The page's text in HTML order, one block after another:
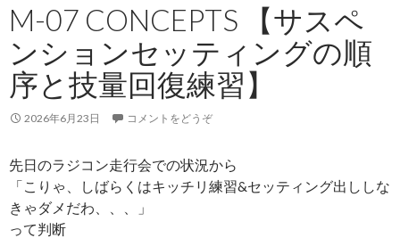
M-07 CONCEPTS 【サスペ
ンションセッティングの順
序と技量回復練習】
2026年6月23日 コメントをどうぞ
先日のラジコン走行会での状況から
「こりゃ、しばらくはキッチリ練習&セッティング出ししな
きゃダメだわ、、、」
って判断